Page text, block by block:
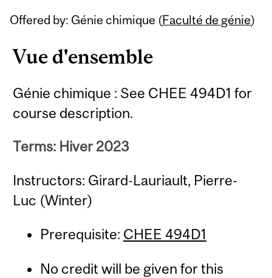
Offered by: Génie chimique (Faculté de génie)
Vue d'ensemble
Génie chimique : See CHEE 494D1 for
course description.
Terms: Hiver 2023
Instructors: Girard-Lauriault, Pierre-
Luc (Winter)
Prerequisite: CHEE 494D1
No credit will be given for this
Related